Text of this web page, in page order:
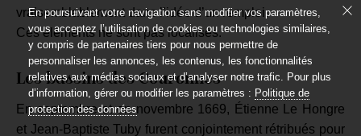
vraisemblablement dans l’idée d’un remploi.
Ces éléments ne sont pas localisés.
Les bassins des Couronnes
En septembre et en novembre 1669, Étienne Le Hongre
et Jean-Baptiste Tuby furent conjointement rétribués pour
En poursuivant votre navigation sans modifier vos paramètres,
vous acceptez l’utilisation de cookies ou technologies similaires,
y compris de partenaires tiers pour nous permettre de
personnaliser les annonces, les contenus, les fonctionnalités
relatives aux médias sociaux et d’analyser notre trafic. Pour plus
d’information, gérer ou modifier les paramètres : Politique de
protection des données